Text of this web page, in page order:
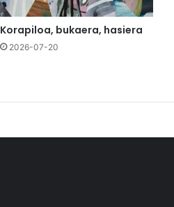
Korapiloa, bukaera, hasiera
2026-07-20